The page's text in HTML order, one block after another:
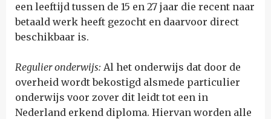
een leeftijd tussen de 15 en 27 jaar die recent naar
betaald werk heeft gezocht en daarvoor direct
beschikbaar is.
Regulier onderwijs: Al het onderwijs dat door de
overheid wordt bekostigd alsmede particulier
onderwijs voor zover dit leidt tot een in
Nederland erkend diploma. Hiervan worden alle